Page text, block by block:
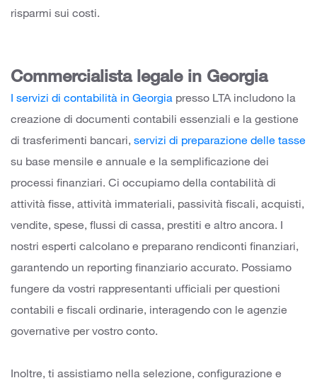
risparmi sui costi.
Commercialista legale in Georgia
I servizi di contabilità in Georgia presso LTA includono la
creazione di documenti contabili essenziali e la gestione
di trasferimenti bancari, servizi di preparazione delle tasse
su base mensile e annuale e la semplificazione dei
processi finanziari. Ci occupiamo della contabilità di
attività fisse, attività immateriali, passività fiscali, acquisti,
vendite, spese, flussi di cassa, prestiti e altro ancora. I
nostri esperti calcolano e preparano rendiconti finanziari,
garantendo un reporting finanziario accurato. Possiamo
fungere da vostri rappresentanti ufficiali per questioni
contabili e fiscali ordinarie, interagendo con le agenzie
governative per vostro conto.
Inoltre, ti assistiamo nella selezione, configurazione e